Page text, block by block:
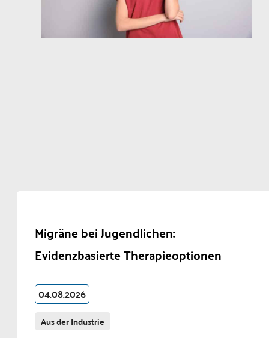
Migräne bei Jugendlichen:
Evidenzbasierte Therapieoptionen
04.08.2026
Aus der Industrie